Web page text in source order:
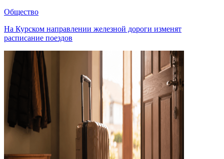
Общество
На Курском направлении железной дороги изменят
расписание поездов